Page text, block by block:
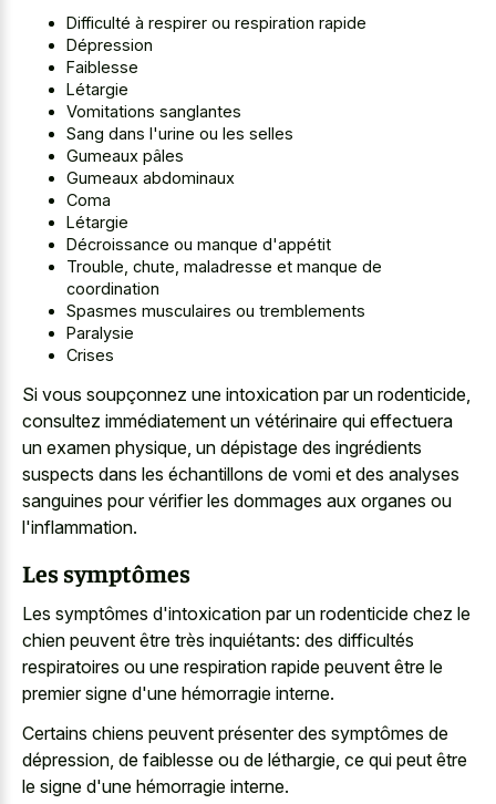
Difficulté à respirer ou respiration rapide
Dépression
Faiblesse
Létargie
Vomitations sanglantes
Sang dans l'urine ou les selles
Gumeaux pâles
Gumeaux abdominaux
Coma
Létargie
Décroissance ou manque d'appétit
Trouble, chute, maladresse et manque de
coordination
Spasmes musculaires ou tremblements
Paralysie
Crises
Si vous soupçonnez une intoxication par un rodenticide,
consultez immédiatement un vétérinaire qui effectuera
un examen physique, un dépistage des ingrédients
suspects dans les échantillons de vomi et des analyses
sanguines pour vérifier les dommages aux organes ou
l'inflammation.
Les symptômes
Les symptômes d'intoxication par un rodenticide chez le
chien peuvent être très inquiétants: des difficultés
respiratoires ou une respiration rapide peuvent être le
premier signe d'une hémorragie interne.
Certains chiens peuvent présenter des symptômes de
dépression, de faiblesse ou de léthargie, ce qui peut être
le signe d'une hémorragie interne.